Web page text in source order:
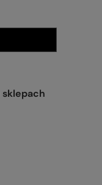
sklepach